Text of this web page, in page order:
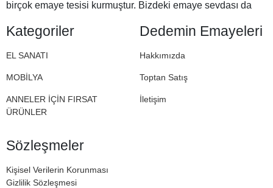
birçok emaye tesisi kurmuştur. Bizdeki emaye sevdası da
Emayeleri
Kategoriler
EL SANATI
MOBİLYA
ANNELER İÇİN FIRSAT
ÜRÜNLER
Dedemin Emayeleri
Hakkımızda
Toptan Satış
İletişim
Sözleşmeler
Kişisel Verilerin Korunması
Gizlilik Sözleşmesi